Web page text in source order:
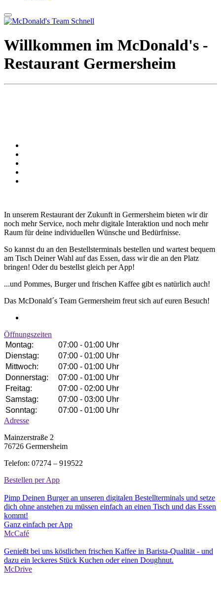
Willkommen im ­McDonald's ­
Restaurant ­Germersheim
In unserem Restaurant der Zukunft in Germersheim bieten wir dir
noch mehr Service, noch mehr digitale Interaktion und noch mehr
Raum für deine individuellen Wünsche und Bedürfnisse.
So kannst du an den Bestellsterminals bestellen und wartest bequem
am Tisch Deiner Wahl auf das Essen, dass wir die an den Platz
bringen! Oder du bestellst gleich per App!
...und Pommes, Burger und frischen Kaffee gibt es natürlich auch!
Das McDonald´s Team Germersheim freut sich auf euren Besuch!
Öffnungszeiten
Montag:
07:00 - 01:00 Uhr
Dienstag:
07:00 - 01:00 Uhr
Mittwoch:
07:00 - 01:00 Uhr
Donnerstag:
07:00 - 01:00 Uhr
Freitag:
07:00 - 02:00 Uhr
Samstag:
07:00 - 03:00 Uhr
Sonntag:
07:00 - 01:00 Uhr
Adresse
Mainzerstraße 2
76726 Germersheim
Telefon: 07274 – 919522
Bestellen per App
Pimp Deinen Burger an unseren digitalen Bestellterminals und setze
dich ohne anstehen zu müssen einfach an einen Tisch und das Essen
kommt!
Ganz einfach per App
McCafé
Genießt bei uns köstlichen frischen Kaffee in Barista-Qualität - und
dazu ein leckeres Stück Kuchen oder einen Doughnut.
McDrive